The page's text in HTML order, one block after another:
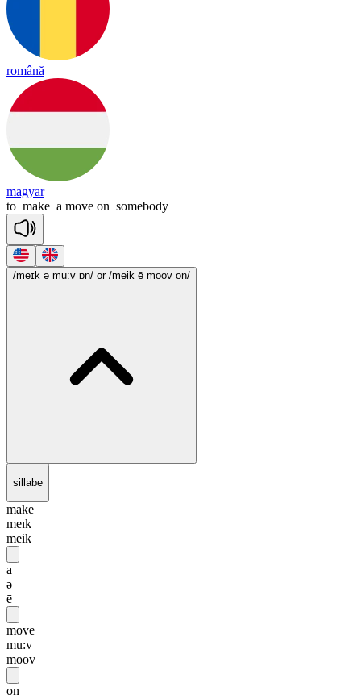
română
magyar
to make a move on somebody
/meɪk ə mu:v ɒn/ or /meik ē moov on/
sillabe
make
meɪk
meik
a
ə
ē
move
mu:v
moov
on